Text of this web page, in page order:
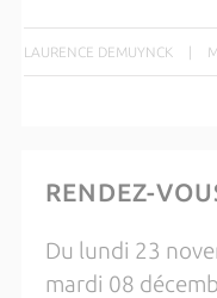
LAURENCE DEMUYNCK |
RENDEZ-
Du lundi 23
mardi 08